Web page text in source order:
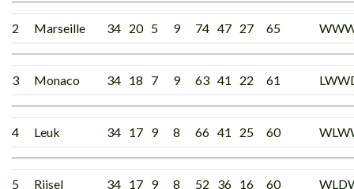
2 Marseille 34 20 5 9 74 47 27 65
3 Monaco 34 18 7 9 63 41 22 61
4 Leuk 34 17 9 8 66 41 25 60
5 Rijsel 34 17 9 8 52 36 16 60